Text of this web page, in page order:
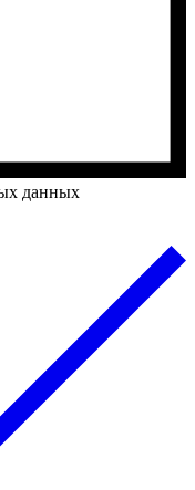
данных